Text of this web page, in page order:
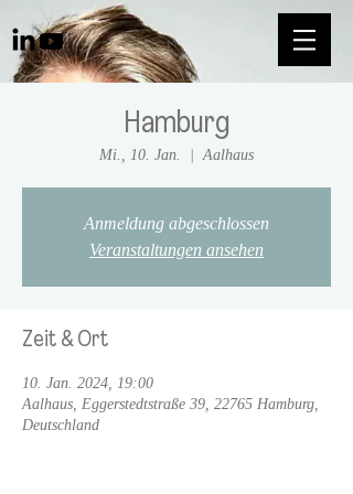
Hamburg
Mi., 10. Jan.
  |
Aalhaus
Anmeldung abgeschlossen
Veranstaltungen ansehen
Zeit & Ort
10. Jan. 2024, 19:00
Aalhaus, Eggerstedtstraße 39, 22765 Hamburg,
Deutschland